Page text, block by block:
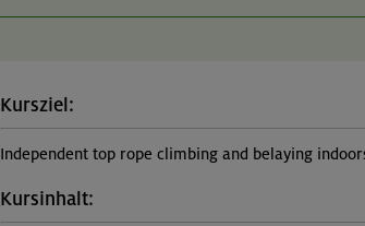
Kursziel:
Independent top rope climbing and belaying
Kursinhalt: